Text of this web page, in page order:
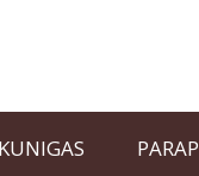
KUNIGAS